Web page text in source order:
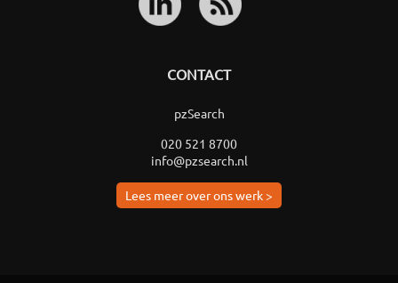
CONTACT
pzSearch
020 521 8700
info@pzsearch.nl
Lees meer over ons werk >